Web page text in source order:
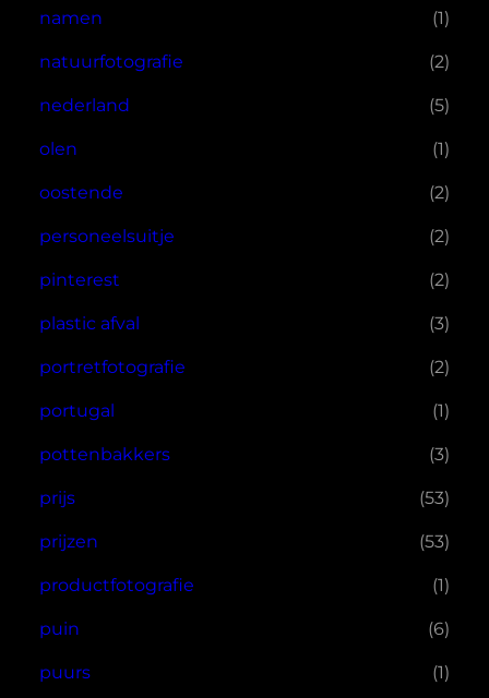
namen (1)
natuurfotografie (2)
nederland (5)
olen (1)
oostende (2)
personeelsuitje (2)
pinterest (2)
plastic afval (3)
portretfotografie (2)
portugal (1)
pottenbakkers (3)
prijs (53)
prijzen (53)
productfotografie (1)
puin (6)
puurs (1)